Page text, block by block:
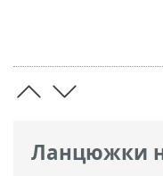
Ланцюжки